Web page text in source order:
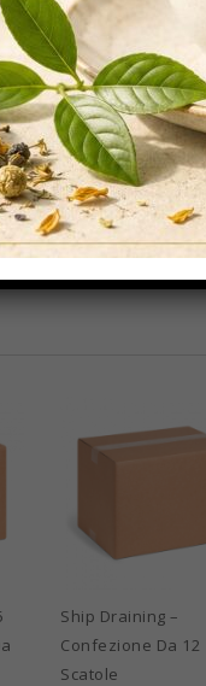
e poi lasciare la
la bustina in
e lasciare in
Ship Draining –
Confezione Da 12
Scatole